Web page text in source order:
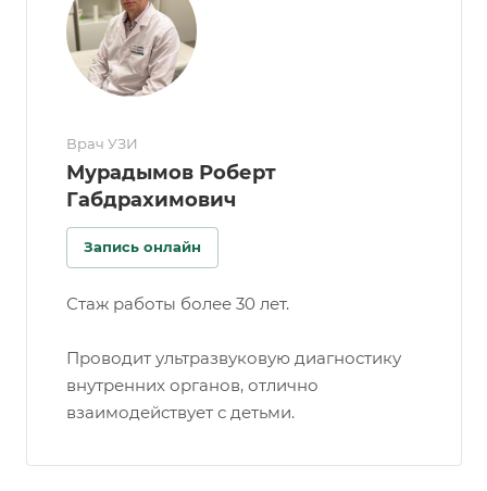
Врач УЗИ
Мурадымов Роберт
Габдрахимович
Запись онлайн
Стаж работы более 30 лет.
Проводит ультразвуковую диагностику
внутренних органов, отлично
взаимодействует с детьми.